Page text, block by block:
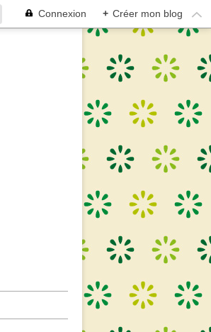
Connexion + Créer mon blog